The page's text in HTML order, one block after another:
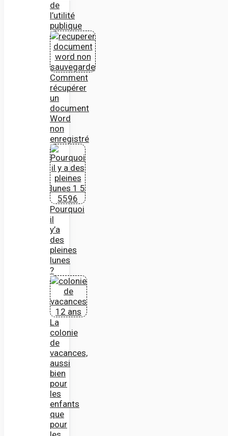
de
l’utilité
publique
Comment
récupérer
un
document
Word
non
enregistré
Pourquoi
il
y’a
des
pleines
lunes
?
La
colonie
de
vacances,
aussi
bien
pour
les
enfants
que
pour